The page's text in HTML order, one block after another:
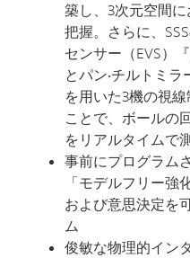
築し、 3次元空間
把握。さらに、 SSS
センサー（EVS）『
とパン‧チルトミ
を用いた3機の視
ことで、ボールの
をリアルタイムで測
事前にプログラム
「モデルフリー強
および意思決定を
ム
俊敏な物理的イン